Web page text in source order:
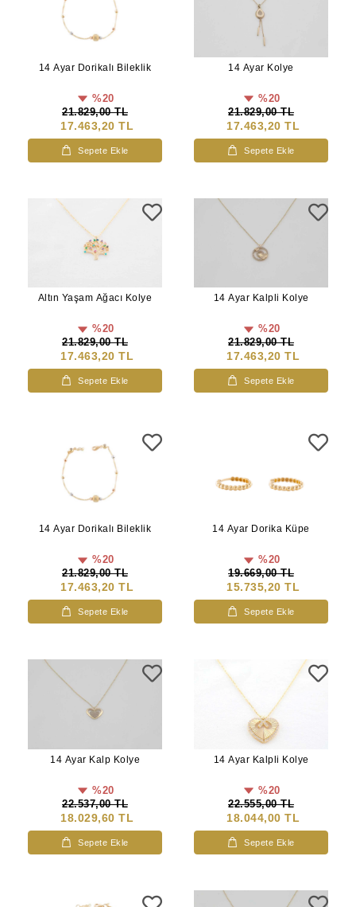
14 Ayar Dorikalı Bileklik
%20
21.829,00 TL
17.463,20 TL
Sepete Ekle
14 Ayar Kolye
%20
21.829,00 TL
17.463,20 TL
Sepete Ekle
Altın Yaşam Ağacı Kolye
%20
21.829,00 TL
17.463,20 TL
Sepete Ekle
14 Ayar Kalpli Kolye
%20
21.829,00 TL
17.463,20 TL
Sepete Ekle
14 Ayar Dorikalı Bileklik
%20
21.829,00 TL
17.463,20 TL
Sepete Ekle
14 Ayar Dorika Küpe
%20
19.669,00 TL
15.735,20 TL
Sepete Ekle
14 Ayar Kalp Kolye
%20
22.537,00 TL
18.029,60 TL
Sepete Ekle
14 Ayar Kalpli Kolye
%20
22.555,00 TL
18.044,00 TL
Sepete Ekle